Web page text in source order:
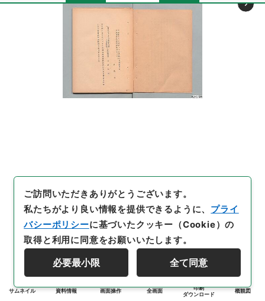
サムネイル 資料情報 画面操作 全画面
印刷
ダウンロード
概観図
ご訪問いただきありがとうございます。
私たちがより良い情報を提供できるように、 プライ
バシーポリシーに基づいたクッキー（Cookie）の
取得と利用に同意をお願いいたします。
必要最小限 全て同意